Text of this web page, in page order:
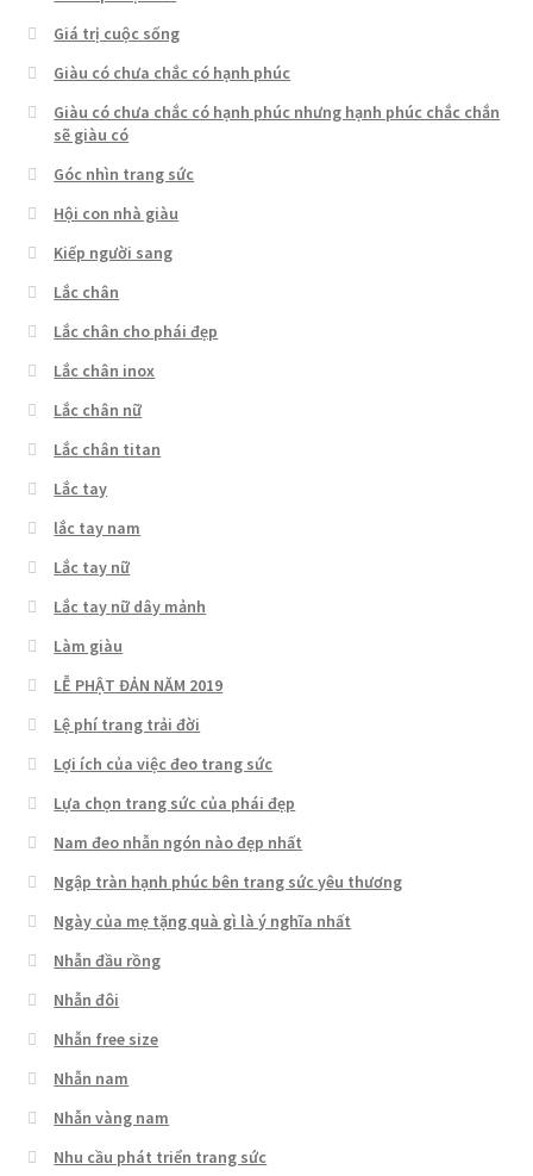
Giá trị cuộc sống
Giàu có chưa chắc có hạnh phúc
Giàu có chưa chắc có hạnh phúc nhưng hạnh phúc chắc chắn
sẽ giàu có
Góc nhìn trang sức
Hội con nhà giàu
Kiếp người sang
Lắc chân
Lắc chân cho phái đẹp
Lắc chân inox
Lắc chân nữ
Lắc chân titan
Lắc tay
lắc tay nam
Lắc tay nữ
Lắc tay nữ dây mảnh
Làm giàu
LỄ PHẬT ĐẢN NĂM 2019
Lệ phí trang trải đời
Lợi ích của việc đeo trang sức
Lựa chọn trang sức của phái đẹp
Nam đeo nhẫn ngón nào đẹp nhất
Ngập tràn hạnh phúc bên trang sức yêu thương
Ngày của mẹ tặng quà gì là ý nghĩa nhất
Nhẫn đầu rồng
Nhẫn đôi
Nhẫn free size
Nhẫn nam
Nhẫn vàng nam
Nhu cầu phát triển trang sức